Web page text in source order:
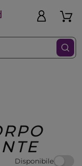
Disponibile
Filtra